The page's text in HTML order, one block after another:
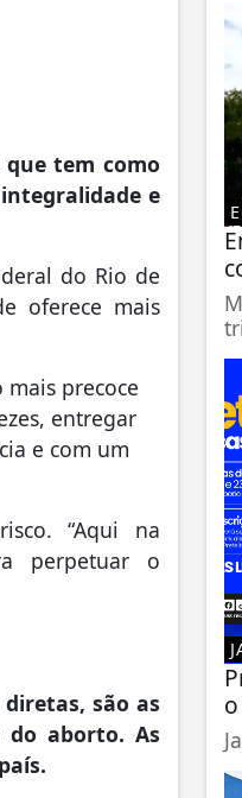
tem como
e
do Rio de
oferece mais
precoce
entregar
e com um
“Aqui na
perpetuar o
são as
do aborto. As